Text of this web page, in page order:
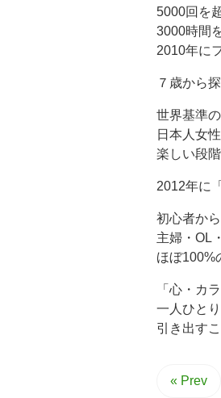
5000回を
3000時間
2010年に
７歳から
世界基準
日本人女
楽しい段
2012年に
初心者か
主婦・OL
ほぼ100%
「心・カ
一人ひと
引き出す
« Prev